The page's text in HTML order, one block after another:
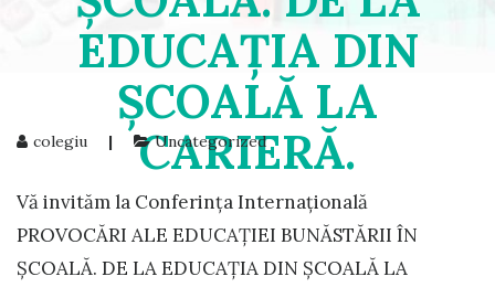
EDUCAŢIA DIN
ŞCOALĂ LA
CARIERĂ.
colegiu | Uncategorized
Vă invităm la Conferința Internațională
PROVOCĂRI ALE EDUCAŢIEI BUNĂSTĂRII ÎN
ŞCOALĂ. DE LA EDUCAŢIA DIN ŞCOALĂ LA